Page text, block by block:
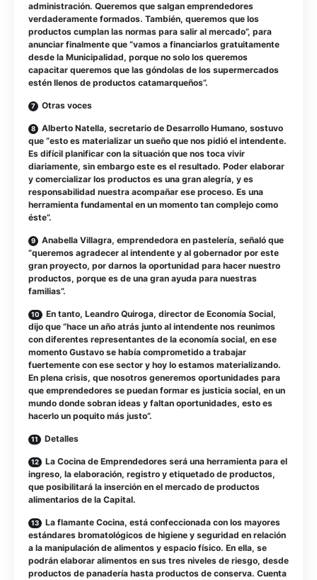
administración. Queremos que salgan emprendedores
verdaderamente formados. También, queremos que los
productos cumplan las normas para salir al mercado”, para
anunciar finalmente que “vamos a financiarlos gratuitamente
desde la Municipalidad, porque no solo los queremos
capacitar queremos que las góndolas de los supermercados
estén llenos de productos catamarqueños”.
Otras voces
Alberto Natella, secretario de Desarrollo Humano, sostuvo
que “esto es materializar un sueño que nos pidió el intendente.
Es difícil planificar con la situación que nos toca vivir
diariamente, sin embargo este es el resultado. Poder elaborar
y comercializar los productos es una gran alegría, y es
responsabilidad nuestra acompañar ese proceso. Es una
herramienta fundamental en un momento tan complejo como
éste”.
Anabella Villagra, emprendedora en pastelería, señaló que
“queremos agradecer al intendente y al gobernador por este
gran proyecto, por darnos la oportunidad para hacer nuestro
productos, porque es de una gran ayuda para nuestras
familias”.
En tanto, Leandro Quiroga, director de Economía Social,
dijo que “hace un año atrás junto al intendente nos reunimos
con diferentes representantes de la economía social, en ese
momento Gustavo se había comprometido a trabajar
fuertemente con ese sector y hoy lo estamos materializando.
En plena crisis, que nosotros generemos oportunidades para
que emprendedores se puedan formar es justicia social, en un
mundo donde sobran ideas y faltan oportunidades, esto es
hacerlo un poquito más justo”.
Detalles
La Cocina de Emprendedores será una herramienta para el
ingreso, la elaboración, registro y etiquetado de productos,
que posibilitará la inserción en el mercado de productos
alimentarios de la Capital.
La flamante Cocina, está confeccionada con los mayores
estándares bromatológicos de higiene y seguridad en relación
a la manipulación de alimentos y espacio físico. En ella, se
podrán elaborar alimentos en sus tres niveles de riesgo, desde
productos de panadería hasta productos de conserva. Cuenta